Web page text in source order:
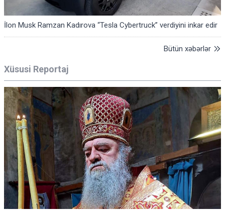
İlon Musk Ramzan Kadırova “Tesla Cybertruck” verdiyini inkar edir
Bütün xəbərlər
Xüsusi Reportaj